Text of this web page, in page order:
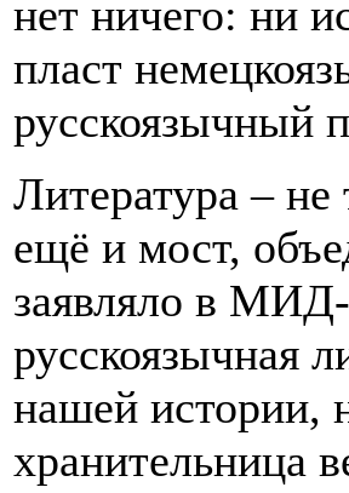
нет ничего: ни
пласт
русскоязычный
Литература – не
ещё и мост,
заявляло в
русскоязычная
нашей истории,
хранительница